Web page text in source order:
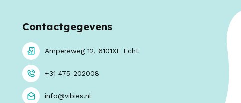
Contactgegevens
Ampereweg 12, 6101XE Echt
+31 475-202008
info@vibies.nl